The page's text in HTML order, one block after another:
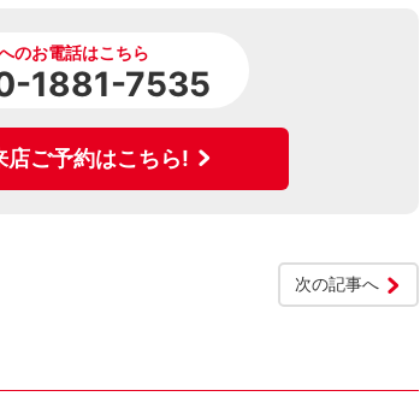
のお電話はこちら
1881-7535
店ご予約はこちら!
次の記事へ